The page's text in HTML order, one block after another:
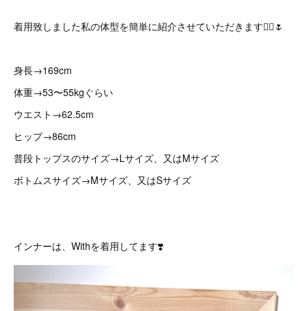
着用致しました私の体型を簡単に紹介させていただきます🙇‍♀️🌷
身長→169cm
体重→53〜55kgぐらい
ウエスト→62.5cm
ヒップ→86cm
普段トップスのサイズ→Lサイズ、又はMサイズ
ボトムスサイズ→Mサイズ、又はSサイズ
インナーは、Withを着用してます❣️